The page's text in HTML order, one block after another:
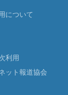
について
利用
ット報道協会